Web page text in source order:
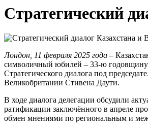
Стратегический
Лондон, 11 февраля 2025 года –
символичный юбилей – 33-ю годовщину
Стратегического диалога под
Великобритании Стивена Даути.
В ходе диалога делегации обсудили
ратификации заключённого в апреле
обмен мнениями по региональным и